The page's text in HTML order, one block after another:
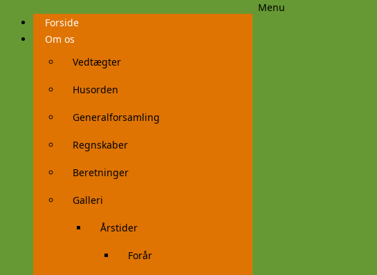
Menu
Videre
til
indhold
Forside
Om os
Vedtægter
Husorden
Generalforsamling
Regnskaber
Beretninger
Galleri
Årstider
Forår